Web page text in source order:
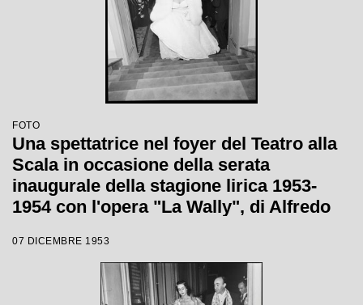
FOTO
Una spettatrice nel foyer del Teatro alla
Scala in occasione della serata
inaugurale della stagione lirica 1953-
1954 con l'opera "La Wally", di Alfredo
con la regia di Tatiana Pavlova
07 DICEMBRE 1953